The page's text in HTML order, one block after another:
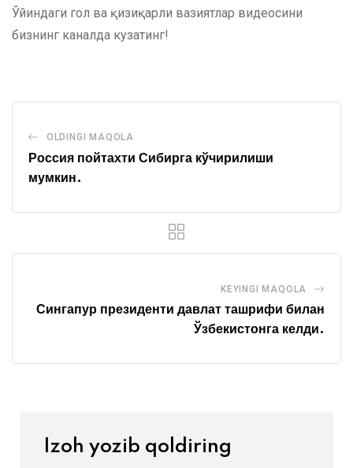
Ўйиндаги гол ва қизиқарли вазиятлар видеосини
бизнинг каналда кузатинг!
OLDINGI MAQOLA
Россия пойтахти Сибирга кўчирилиши
мумкин.
KEYINGI MAQOLA
Сингапур президенти давлат ташрифи билан
Ўзбекистонга келди.
Izoh yozib qoldiring